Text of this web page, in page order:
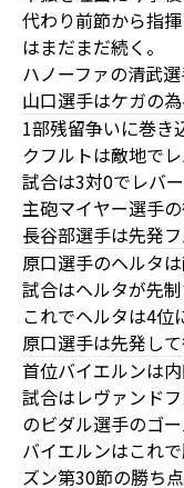
代わり前節から指
はまだまだ続く。
ハノーファの清武
山口選手はケガの為
1部残留争いに巻き
クフルトは敵地で
試合は3対0でレバ
主砲マイヤー選手
長谷部選手は先発フ
原口選手のヘルタ
試合はヘルタが先
これでヘルタは4位
原口選手は先発し
首位バイエルンは
試合はレヴァンド
のビダル選手のゴ
バイエルンはこれ
ズン第30節の勝ち